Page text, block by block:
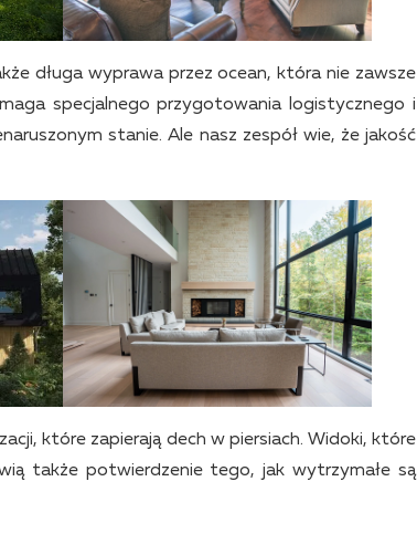
długa wyprawa przez ocean, która nie zawsze
specjalnego przygotowania logistycznego i
stanie. Ale nasz zespół wie, że jakość
które zapierają dech w piersiach. Widoki, które
także potwierdzenie tego, jak wytrzymałe są